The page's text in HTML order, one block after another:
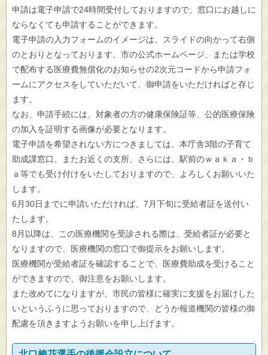
申請は電子申請で24時間受付しておりますので、窓口にお越しに
ならなくても申請することができます。
電子申請の入力フォームのイメージは、スライドの向かって右側
のとおりとなっております。市の公式ホームページ、または学校
で配布する医療費無償化のお知らせの2次元コードから申請フォ
ームにアクセスをしていただいて、御申請をいただければと存じ
ます。
なお、申請手続には、対象者の方の健康保険証等、公的医療保険
の加入を証明する画像が必要となります。
電子申請を希望されない方につきましては、本庁舎3階の子育て
助成課窓口、またお近くの支所、さらには、駅前のｗａｋａ・ｂ
ａ等でも受け付けをいたしておりますので、よろしくお願いいた
します。
6月30日までに申請いただければ、7月下旬に受給者証を送付い
たします。
8月以降は、この医療機関を受診される際は、受給者証が必要と
なりますので、医療機関の窓口で御提示をお願いします。
医療機関が受給者証を確認することで、医療費助成を受けること
ができますので、御注意をお願いします。
また改めてになりますが、市民の皆様に確実に支援をお届けした
いというふうに思っておりますので、どうか報道機関の皆様の御
配慮を頂きますようお願いを申し上げます。